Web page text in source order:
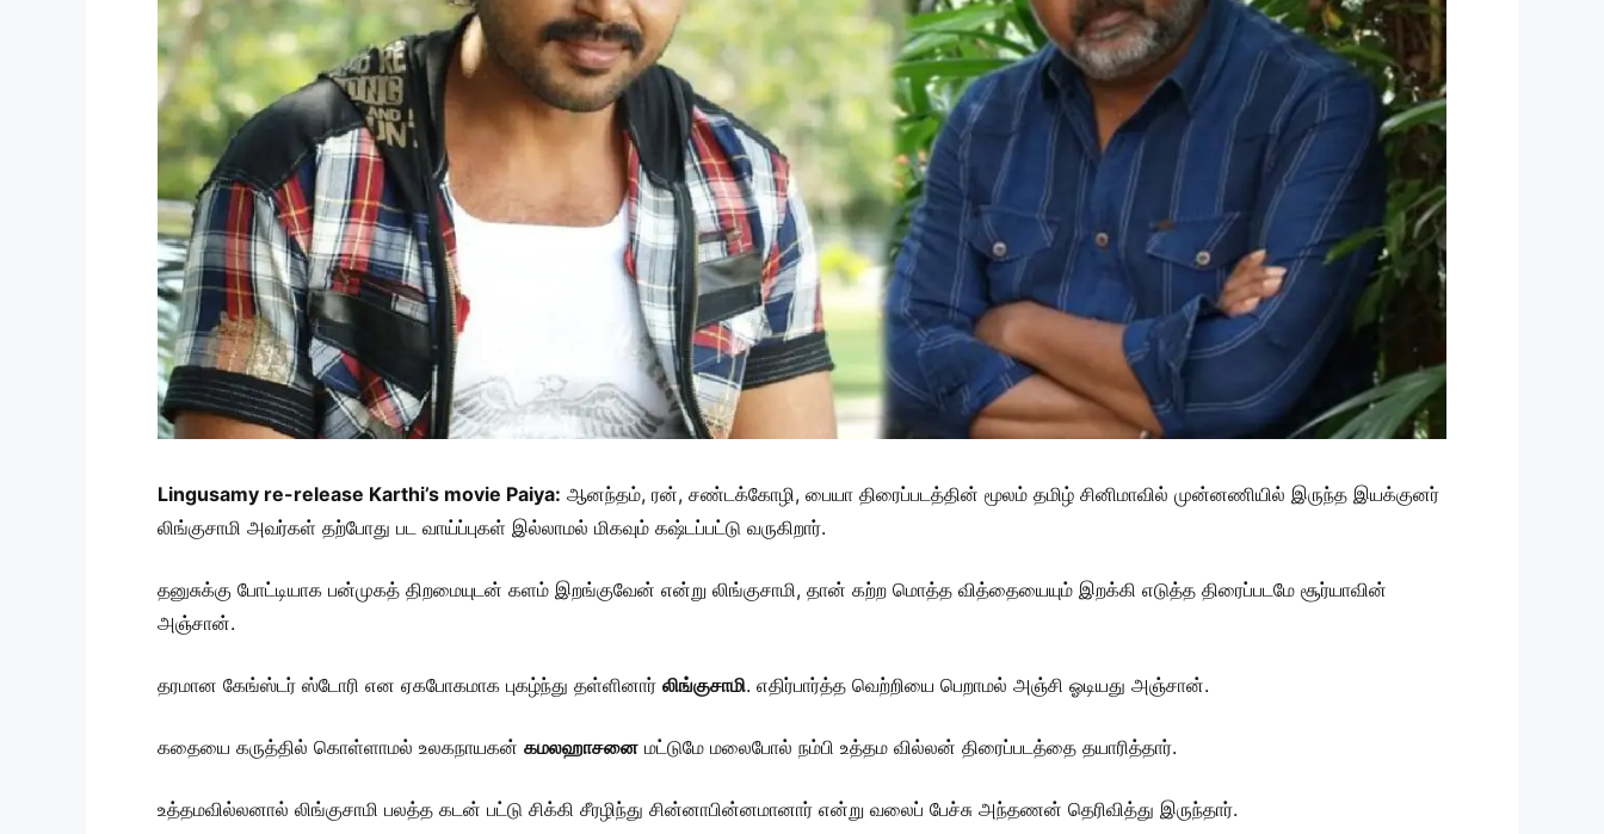
Lingusamy re-release Karthi’s movie Paiya: ஆனந்தம், ரன், சண்டக்கோழி, பையா திரைப்படத்தின் மூலம் தமிழ் சினிமாவில் முன்னணியில் இருந்த இயக்குனர்
லிங்குசாமி அவர்கள் தற்போது பட வாய்ப்புகள் இல்லாமல் மிகவும் கஷ்டப்பட்டு வருகிறார்.
தனுசுக்கு போட்டியாக பன்முகத் திறமையுடன் களம் இறங்குவேன் என்று லிங்குசாமி, தான் கற்ற மொத்த வித்தையையும் இறக்கி எடுத்த திரைப்படமே சூர்யாவின்
அஞ்சான்.
தரமான கேங்ஸ்டர் ஸ்டோரி என ஏகபோகமாக புகழ்ந்து தள்ளினார் லிங்குசாமி. எதிர்பார்த்த வெற்றியை பெறாமல் அஞ்சி ஓடியது அஞ்சான்.
கதையை கருத்தில் கொள்ளாமல் உலகநாயகன் கமலஹாசனை மட்டுமே மலைபோல் நம்பி உத்தம வில்லன் திரைப்படத்தை தயாரித்தார்.
உத்தமவில்லனால் லிங்குசாமி பலத்த கடன் பட்டு சிக்கி சீரழிந்து சின்னாபின்னமானார் என்று வலைப் பேச்சு அந்தணன் தெரிவித்து இருந்தார்.